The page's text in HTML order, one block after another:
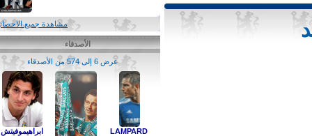
مشاهدة جميع الاحصائيات
الأصدقاء
عرض 6 إلى 574 من الأصدقاء
LAMPARD ابراهيموفيتش